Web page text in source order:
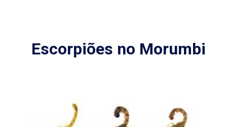
Escorpiões no Morumbi